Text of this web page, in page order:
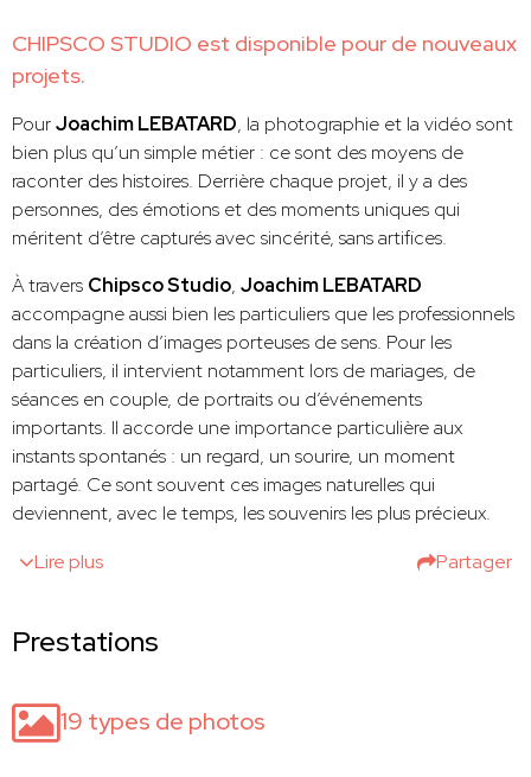
CHIPSCO STUDIO est disponible pour de nouveaux
projets.
PourJoachim LEBATARD, la photographie et la vidéo sont
bien plus qu’un simple métier : ce sont des moyens de
raconter des histoires. Derrière chaque projet, il y a des
personnes, des émotions et des moments uniques qui
méritent d’être capturés avec sincérité, sans artifices.
À travers Chipsco Studio, Joachim LEBATARD
accompagne aussi bien les particuliers que les professionnels
dans la création d’images porteuses de sens. Pour les
particuliers, il intervient notamment lors de mariages, de
séances en couple, de portraits ou d’événements
importants. Il accorde une importance particulière aux
instants spontanés : un regard, un sourire, un moment
partagé. Ce sont souvent ces images naturelles qui
deviennent, avec le temps, les souvenirs les plus précieux.
Lire plus
Partager
Prestations
19 types de photos